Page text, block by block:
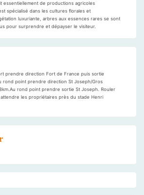
essentiellement de productions agricoles
spécialisé dans les cultures florales et
luxuriante, arbres aux essences rares se sont
pour surprendre et dépayser le visiteur.
prendre direction Fort de France puis sortie
rond point prendre direction St Joseph/Gros
rond point prendre sortie St Joseph. Rouler
les propriétaires près du stade Henri